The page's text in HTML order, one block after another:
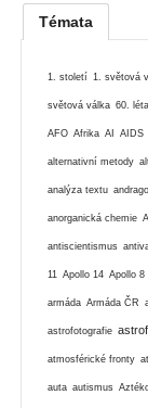
Témata
1. století 1. světová
světová válka 60. léta
AFO Afrika AI AIDS
alternativní metody
analýza textu
anorganická chemie
antiscientismus
11 Apollo 14 Apollo 8
armáda Armáda ČR
astrofotografie
atmosférické fronty
auta autismus